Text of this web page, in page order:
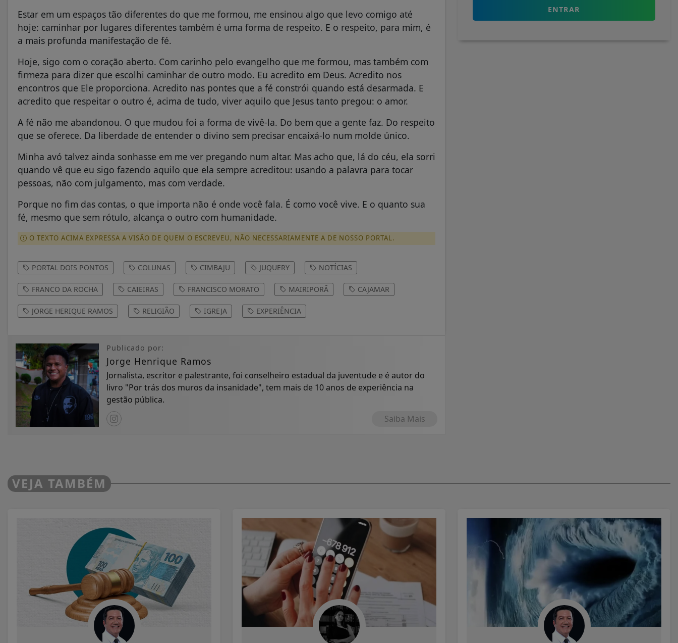
Estar em um espaços tão diferentes do que me formou, me ensinou algo que levo comigo até
hoje: caminhar por lugares diferentes também é uma forma de respeito. E o respeito, para mim, é
a mais profunda manifestação de fé.
Hoje, sigo com o coração aberto. Com carinho pelo evangelho que me formou, mas também com
firmeza para dizer que escolhi caminhar de outro modo. Eu acredito em Deus. Acredito nos
encontros que Ele proporciona. Acredito nas pontes que a fé constrói quando está desarmada. E
acredito que respeitar o outro é, acima de tudo, viver aquilo que Jesus tanto pregou: o amor.
A fé não me abandonou. O que mudou foi a forma de vivê-la. Do bem que a gente faz. Do respeito
que se oferece. Da liberdade de entender o divino sem precisar encaixá-lo num molde único.
Minha avó talvez ainda sonhasse em me ver pregando num altar. Mas acho que, lá do céu, ela sorri
quando vê que eu sigo fazendo aquilo que ela sempre acreditou: usando a palavra para tocar
pessoas, não com julgamento, mas com verdade.
Porque no fim das contas, o que importa não é onde você fala. É como você vive. E o quanto sua
fé, mesmo que sem rótulo, alcança o outro com humanidade.
O TEXTO ACIMA EXPRESSA A VISÃO DE QUEM O ESCREVEU, NÃO NECESSARIAMENTE A DE NOSSO PORTAL.
PORTAL DOIS PONTOS COLUNAS CIMBAJU JUQUERY NOTÍCIAS
FRANCO DA ROCHA CAIEIRAS FRANCISCO MORATO MAIRIPORÃ CAJAMAR
JORGE HERIQUE RAMOS RELIGIÃO IGREJA EXPERIÊNCIA
Publicado por:
Jorge Henrique Ramos
Jornalista, escritor e palestrante, foi conselheiro estadual da juventude e é autor do
livro "Por trás dos muros da insanidade", tem mais de 10 anos de experiência na
gestão pública.
Saiba Mais
ENTRAR
VEJA TAMBÉM